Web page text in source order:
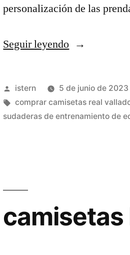
personalización de las
Seguir leyendo«camisetas
madrid
antiguas»
Publicado
por
istern 5 de junio de 2023
Etiquetas:
comprar camisetas real
sudaderas de entrenamiento de
camisetas